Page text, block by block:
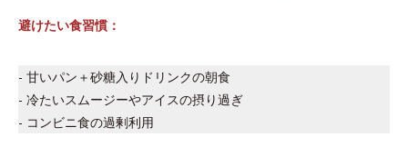
避けたい食習慣：
- 甘いパン＋砂糖入りドリンクの朝食
- 冷たいスムージーやアイスの摂り過ぎ
- コンビニ食の過剰利用